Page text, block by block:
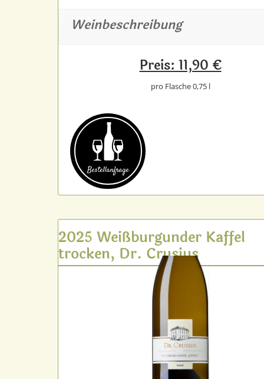
Weinbeschreibung
Preis: 11,90 €
pro Flasche 0,75 l
Bestell­anfrage
2025 Weißburgunder Kaffel
trocken, Dr. Crusius